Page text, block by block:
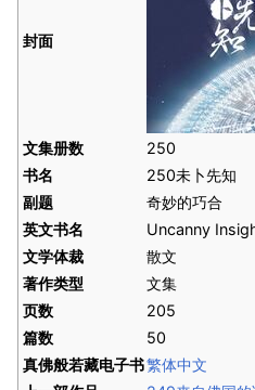
封面
文集册数
250
书名
250未卜先知
副题
奇妙的巧合
英文书名
Uncanny
文学体裁
散文
著作类型
文集
页数
205
篇数
50
真佛般若藏电子书繁体中文